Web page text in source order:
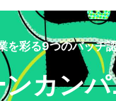
を彩る9つのバッヂ
カン